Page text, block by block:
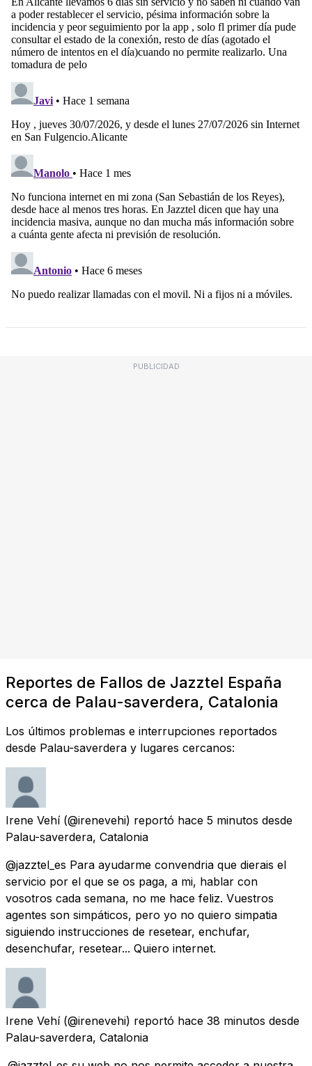
PUBLICIDAD
Reportes de Fallos de Jazztel España
cerca de Palau-saverdera, Catalonia
Los últimos problemas e interrupciones reportados
desde Palau-saverdera y lugares cercanos:
Irene Vehí (@irenevehi) reportó hace 5 minutos desde
Palau-saverdera, Catalonia
@jazztel_es Para ayudarme convendria que dierais el
servicio por el que se os paga, a mi, hablar con
vosotros cada semana, no me hace feliz. Vuestros
agentes son simpáticos, pero yo no quiero simpatia
siguiendo instrucciones de resetear, enchufar,
desenchufar, resetear... Quiero internet.
Irene Vehí (@irenevehi) reportó hace 38 minutos desde
Palau-saverdera, Catalonia